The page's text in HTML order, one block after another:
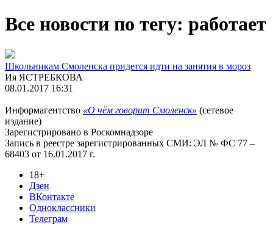
Все новости по тегу: работает
Школьникам Смоленска придется идти на занятия в мороз
Ия ЯСТРЕБКОВА
08.01.2017 16:31
Информагентство «О чём говорит Смоленск» (сетевое
издание)
Зарегистрировано в Роскомнадзоре
Запись в реестре зарегистрированных СМИ: ЭЛ № ФС 77 –
68403 от 16.01.2017 г.
18+
Дзен
ВКонтакте
Одноклассники
Телеграм